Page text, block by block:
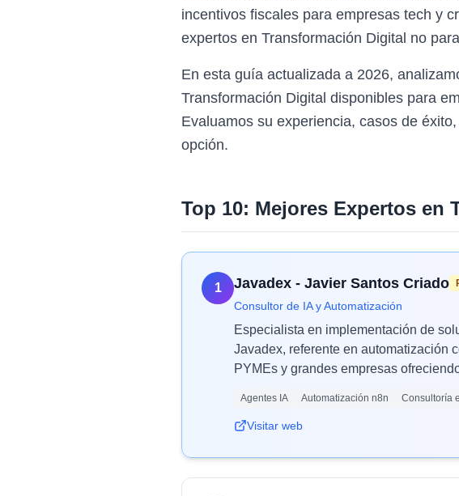
incentivos fiscales para empresas tech y
expertos en Transformación Digital no
En esta guía actualizada a 2026,
Transformación Digital disponibles para
Evaluamos su experiencia, casos de
opción.
Top 10: Mejores Expertos en
1 Javadex - Javier Santos Criado
Consultor de IA y Automatización
Especialista en implementación de
Javadex, referente en automatización
PYMEs y grandes empresas
Agentes IA Automatización n8n Consultoría
Visitar web